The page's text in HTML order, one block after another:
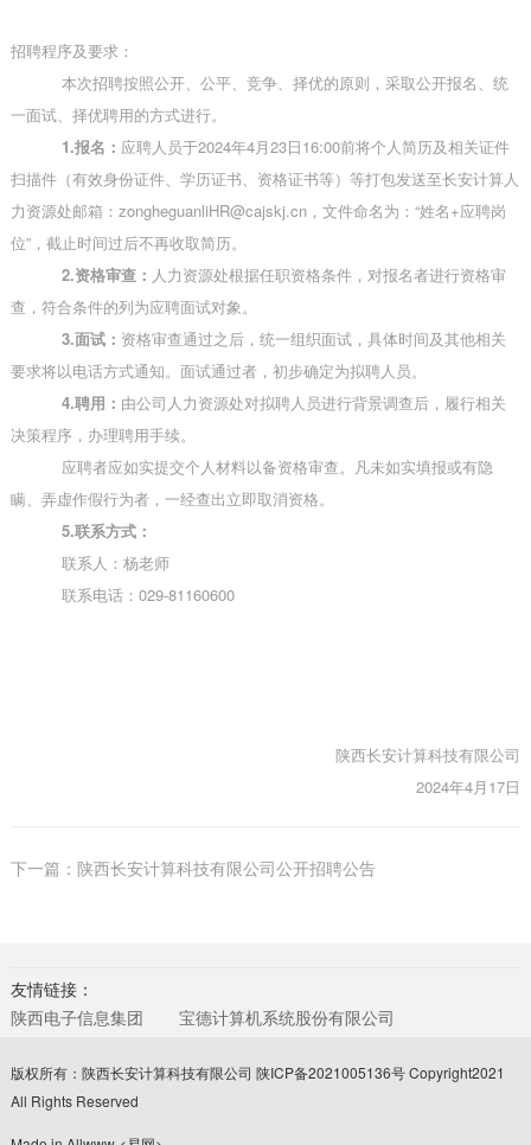
招聘程序及要求：
本次招聘按照公开、公平、竞争、择优的原则，采取公开报名、统
一面试、择优聘用的方式进行。
1.报名： 应聘人员于2024年4月23日16:00前将个人简历及相关证件
扫描件（有效身份证件、学历证书、资格证书等）等打包发送至长安计算人
力资源处邮箱：zongheguanliHR@cajskj.cn，文件命名为：“姓名+应聘岗
位”，截止时间过后不再收取简历。
2.资格审查： 人力资源处根据任职资格条件，对报名者进行资格审
查，符合条件的列为应聘面试对象。
3.面试： 资格审查通过之后，统一组织面试，具体时间及其他相关
要求将以电话方式通知。面试通过者，初步确定为拟聘人员。
4.聘用： 由公司人力资源处对拟聘人员进行背景调查后，履行相关
决策程序，办理聘用手续。
应聘者应如实提交个人材料以备资格审查。凡未如实填报或有隐
瞒、弄虚作假行为者，一经查出立即取消资格。
5.联系方式：
联系人：杨老师
联系电话： 029-81160600
陕西长安计算科技有限公司
2024年4月17日
下一篇：陕西长安计算科技有限公司公开招聘公告
友情链接：
陕西电子信息集团
宝德计算机系统股份有限公司
版权所有：陕西长安计算科技有限公司 陕ICP备2021005136号Copyright2021
All Rights Reserved